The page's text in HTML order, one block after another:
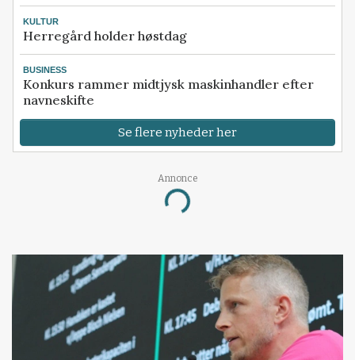
KULTUR
Herregård holder høstdag
BUSINESS
Konkurs rammer midtjysk maskinhandler efter
navneskifte
Se flere nyheder her
Annonce
Loading...